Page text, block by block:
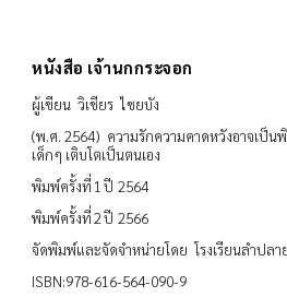
หนังสือ เจ้านกกระจอก
ผู้เขียน วิเชียร ไชยบัง
(พ.ศ. 2564) ความรักความคาดหวังอาจเป็น
เด็กๆ เติบโตเป็นตนเอง
พิมพ์ครั้งที่ 1 ปี 2564
พิมพ์ครั้งที่ 2 ปี 2566
จัดพิมพ์และจัดจำหน่ายโดย โรงเรียนลำปล
ISBN:978-616-564-090-9